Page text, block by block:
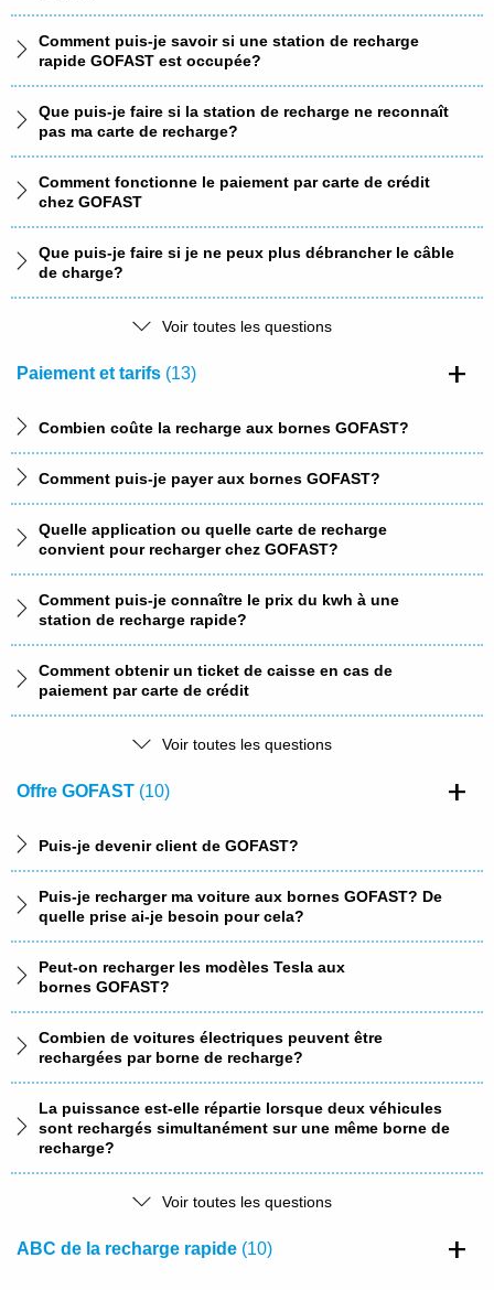
Comment puis-je savoir si une station de recharge
rapide GOFAST est occupée?
Que puis-je faire si la station de recharge ne reconnaît
pas ma carte de recharge?
Comment fonctionne le paiement par carte de crédit
chez GOFAST
Que puis-je faire si je ne peux plus débrancher le câble
de charge?
Ai-je besoin de mon propre câble ou d’un adaptateur
symbole de prise sur l’écran?
Un véhicule qui a terminé de charger bloque le point
de recharge. Puis-je retirer le câble de recharge?
Que puis-je faire si un véhicule non électrique bloque
le point de recharge?
Voir toutes les questions
Paiement et tarifs (13)
Combien coûte la recharge aux bornes GOFAST?
Comment puis-je payer aux bornes GOFAST?
Quelle application ou quelle carte de recharge
convient pour recharger chez GOFAST?
Comment puis-je connaître le prix du kwh à une
station de recharge rapide?
Comment obtenir un ticket de caisse en cas de
paiement par carte de crédit
Pourquoi le débit affiché est-il de CHF 50 lors d’un
bornes GOFAST?
Comment le prix est-il composé pour la charge rapide
Pourquoi les prix varient-ils en fonction du mode de
Voir toutes les questions
Offre GOFAST (10)
Puis-je devenir client de GOFAST?
Puis-je recharger ma voiture aux bornes GOFAST? De
quelle prise ai-je besoin pour cela?
Peut-on recharger les modèles Tesla aux
bornes GOFAST?
Combien de voitures électriques peuvent être
rechargées par borne de recharge?
La puissance est-elle répartie lorsque deux véhicules
sont rechargés simultanément sur une même borne de
recharge?
Où puis-je trouver des stations de recharge
Voir toutes les questions
ABC de la recharge rapide (10)